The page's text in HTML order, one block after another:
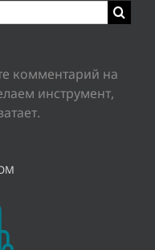
комментарий на
инструмент,